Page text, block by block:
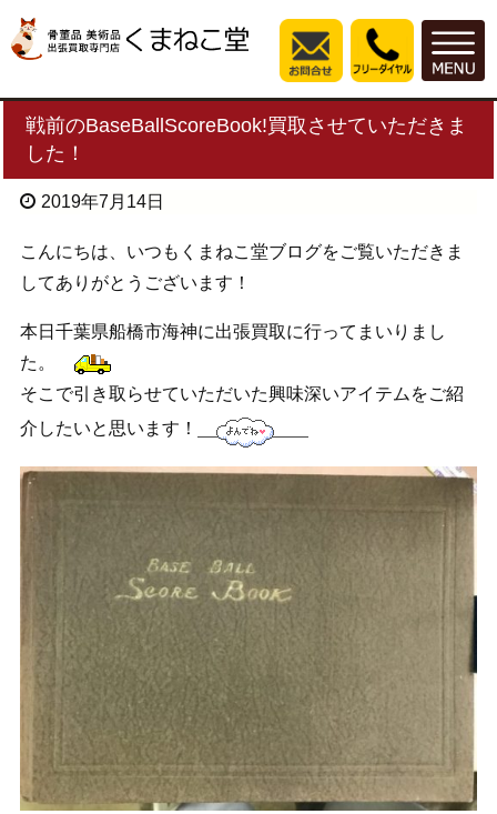
戦前のBaseBallScoreBook!買取させていただきま
した！
2019年7月14日
こんにちは、いつもくまねこ堂ブログをご覧いただきま
してありがとうございます！
本日千葉県船橋市海神に出張買取に行ってまいりまし
た。
そこで引き取らせていただいた興味深いアイテムをご紹
介したいと思います！